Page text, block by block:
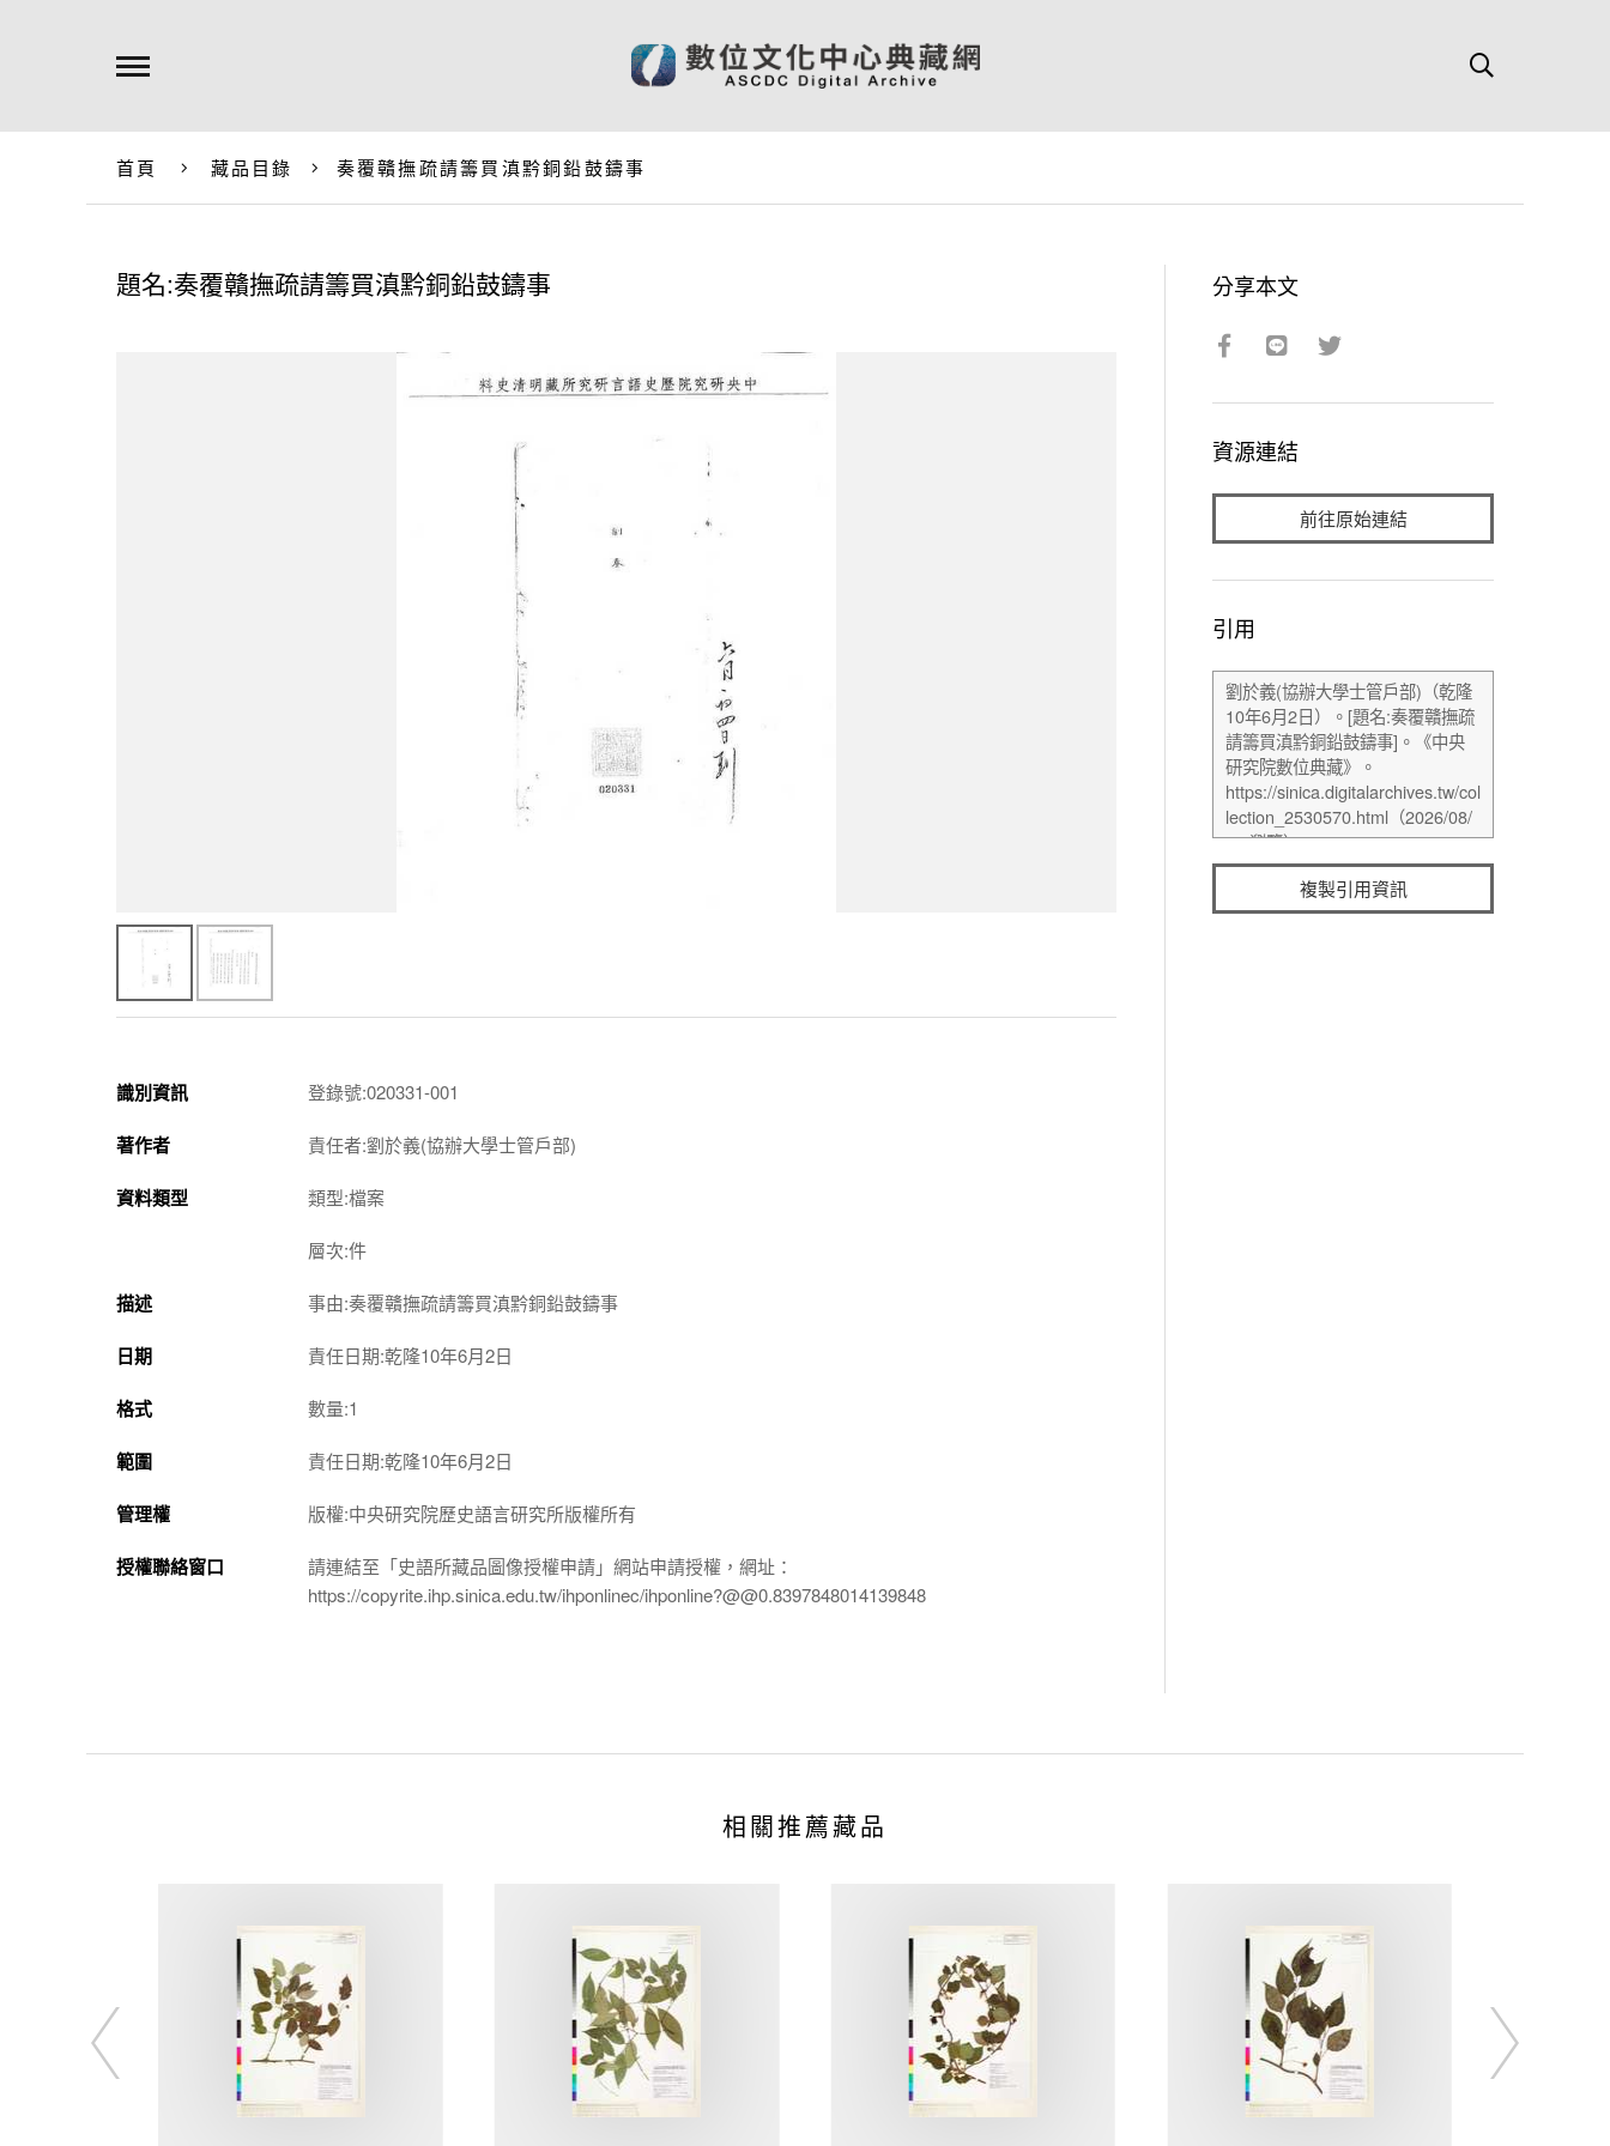
首頁 藏品目錄 奏覆贛撫疏請籌買滇黔銅鉛鼓鑄事
題名:奏覆贛撫疏請籌買滇黔銅鉛鼓鑄事
識別資訊 登錄號:020331-001
著作者 責任者:劉於義(協辦大學士管戶部)
資料類型 類型:檔案
層次:件
描述 事由:奏覆贛撫疏請籌買滇黔銅鉛鼓鑄事
日期 責任日期:乾隆10年6月2日
格式 數量:1
範圍 責任日期:乾隆10年6月2日
管理權 版權:中央研究院歷史語言研究所版權所有
授權聯絡窗口
請連結至「史語所藏品圖像授權申請」網站申請授權，網址：
https://copyrite.ihp.sinica.edu.tw/ihponlinec/ihponline?@@0.8397848014139848
分享本文
資源連結
前往原始連結
引用
複製引用資訊
相關推薦藏品